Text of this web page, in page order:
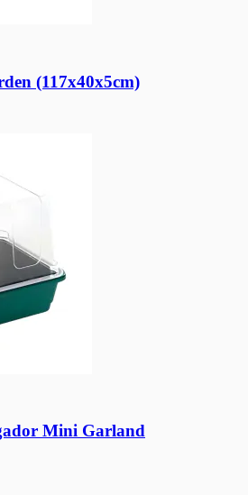
(117x40x5cm)
Mini Garland